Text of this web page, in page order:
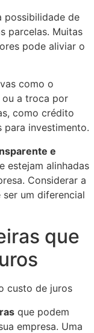
possibilidade de
parcelas. Muitas
pode aliviar o
como o
a troca por
como crédito
investimento.
e
estejam alinhadas
Considerar a
um diferencial
que
que podem
empresa. Uma